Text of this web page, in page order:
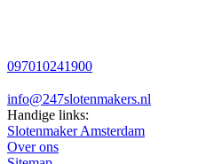
097010241900
info@247slotenmakers.nl
Handige links:
Slotenmaker Amsterdam
Over ons